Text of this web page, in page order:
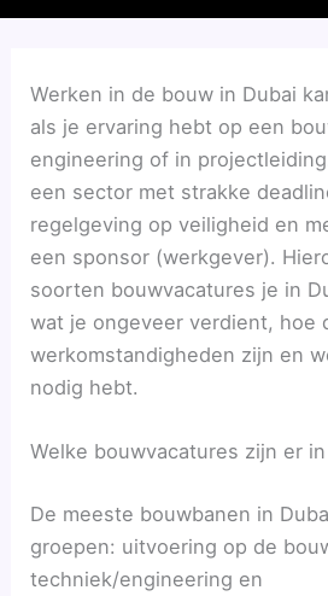
Werken in de bouw in Dubai
als je ervaring hebt op een
engineering of in
een sector met strakke
regelgeving op veiligheid en
een sponsor (werkgever).
soorten bouwvacatures je in
wat je ongeveer verdient, hoe
werkomstandigheden zijn en
nodig hebt.
Welke bouwvacatures zijn er in
De meeste bouwbanen in
groepen: uitvoering op de
techniek/engineering en